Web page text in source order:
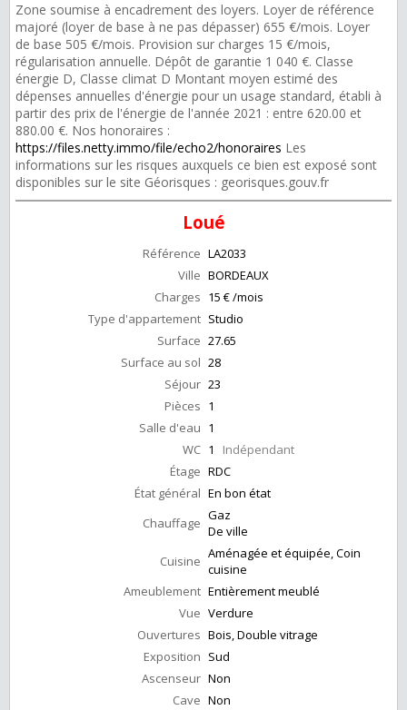
Zone soumise à encadrement des loyers. Loyer de référence
majoré (loyer de base à ne pas dépasser) 655 €/mois. Loyer
de base 505 €/mois. Provision sur charges 15 €/mois,
régularisation annuelle. Dépôt de garantie 1 040 €. Classe
énergie D, Classe climat D Montant moyen estimé des
dépenses annuelles d'énergie pour un usage standard, établi à
partir des prix de l'énergie de l'année 2021 : entre 620.00 et
880.00 €. Nos honoraires :
https://files.netty.immo/file/echo2/honoraires Les
informations sur les risques auxquels ce bien est exposé sont
disponibles sur le site Géorisques : georisques.gouv.fr
Loué
Référence LA2033
Ville BORDEAUX
Charges 15 € /mois
Type d'appartement Studio
Surface 27.65
Surface au sol 28
Séjour 23
Pièces 1
Salle d'eau 1
WC 1 Indépendant
Étage RDC
État général En bon état
Chauffage Gaz
De ville
Cuisine Aménagée et équipée, Coin
cuisine
Ameublement Entièrement meublé
Vue Verdure
Ouvertures Bois, Double vitrage
Exposition Sud
Ascenseur Non
Cave Non